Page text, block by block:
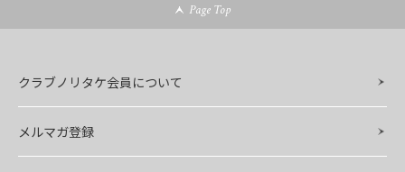
Page Top
クラブノリタケ会員について
メルマガ登録